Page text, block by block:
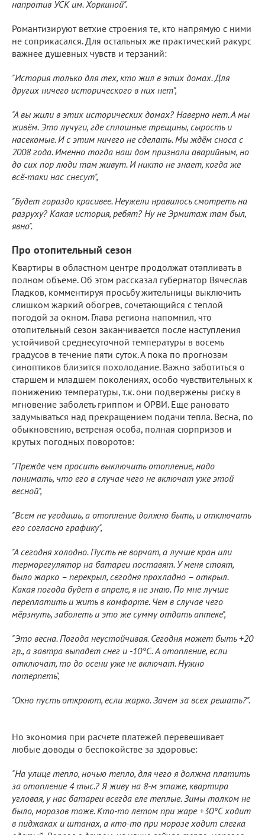
напротив УСК им. Хоркиной".
Романтизируют ветхие строения те, кто напрямую с ними
не соприкасался. Для остальных же практический ракурс
важнее душевных чувств и терзаний:
"История только для тех, кто жил в этих домах. Для
других ничего исторического в них нет",
"А вы жили в этих исторических домах? Наверно нет. А мы
живём. Это лучуги, где сплошные трещины, сырость и
насекомые. И с этим ничего не сделать. Мы ждём сноса с
2008 года. Именно тогда наш дом признали аварийным, но
до сих пор люди там живут. И никто не знает, когда же
всё-таки нас снесут",
"Будет гораздо красивее. Неужели нравилось смотреть на
разруху? Какая история, ребят? Ну не Эрмитаж там был,
явно".
Про отопительный сезон
Квартиры в областном центре продолжат отапливать в
полном объеме. Об этом рассказал губернатор Вячеслав
Гладков, комментируя просьбу жительницы выключить
слишком жаркий обогрев, сочетающийся с теплой
погодой за окном. Глава региона напомнил, что
отопительный сезон заканчивается после наступления
устойчивой среднесуточной температуры в восемь
градусов в течение пяти суток. А пока по прогнозам
синоптиков близится похолодание. Важно заботиться о
старшем и младшем поколениях, особо чувствительных к
понижению температуры, т.к. они подвержены риску в
мгновение заболеть гриппом и ОРВИ. Еще рановато
задумываться над прекращением подачи тепла. Весна, по
обыкновению, ветреная особа, полная сюрпризов и
крутых погодных поворотов:
"Прежде чем просить выключить отопление, надо
понимать, что его в случае чего не включат уже этой
весной",
"Всем не угодишь, а отопление должно быть, и отключать
его согласно графику",
"А сегодня холодно. Пусть не ворчат, а лучше кран или
терморегулятор на батареи поставят. У меня стоят,
было жарко – перекрыл, сегодня прохладно – открыл.
Какая погода будет в апреле, я не знаю. По мне лучше
переплатить и жить в комфорте. Чем в случае чего
мёрзнуть, заболеть и это же сумму отдать аптеке",
"Это весна. Погода неустойчивая. Сегодня может быть +20
гр., а завтра выпадет снег и -10°C. А отопление, если
отключат, то до осени уже не включат. Нужно
потерпеть",
"Окно пусть откроют, если жарко. Зачем за всех решать?".
Но экономия при расчете платежей перевешивает
любые доводы о беспокойстве за здоровье:
"На улице тепло, ночью тепло, для чего я должна платить
за отопление 4 тыс.? Я живу на 8-м этаже, квартира
угловая, у нас батареи всегда еле теплые. Зимы толком не
было, морозов тоже. Кто-то летом при жаре +30°C ходит
в пиджаках и штанах, а кто-то при морозе ходит слегка